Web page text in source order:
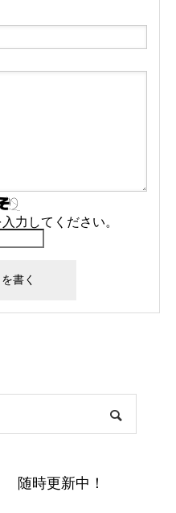
力してください。
随時更新中！